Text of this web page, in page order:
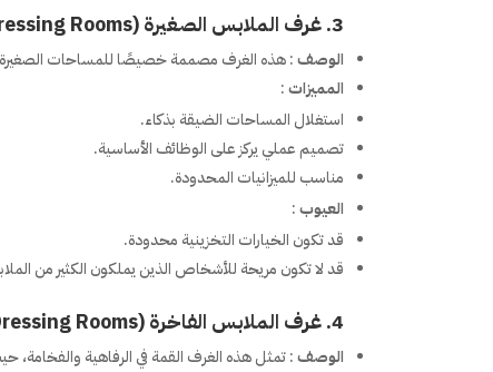
3. غرف الملابس الصغيرة (Compact Dressing Rooms)
الوصف: هذه الغرف مصممة خصيصًا للمساحات
المميزات:
استغلال المساحات الضيقة بذكاء.
تصميم عملي يركز على الوظائف الأساسية.
مناسب للميزانيات المحدودة.
العيوب:
قد تكون الخيارات التخزينية محدودة.
قد لا تكون مريحة للأشخاص الذين يملكون الكثير من
4. غرف الملابس الفاخرة (Luxury Dressing Rooms)
الوصف: تمثل هذه الغرف القمة في الرفاهية